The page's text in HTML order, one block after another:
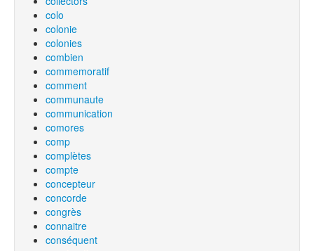
colo
colonie
colonies
combien
commemoratif
comment
communaute
communication
comores
comp
complètes
compte
concepteur
concorde
congrès
connaitre
conséquent